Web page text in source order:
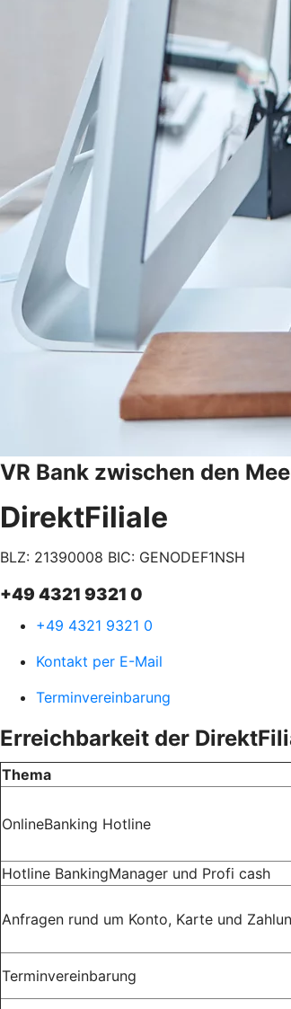
VR Bank zwischen den
DirektFiliale
BLZ: 21390008 BIC: GENODEF1NSH
+49 4321 9321 0
+49 4321 9321 0
Kontakt per E-Mail
Terminvereinbarung
Erreichbarkeit der
Thema
OnlineBanking Hotline
Hotline BankingManager und Profi cash
Anfragen rund um Konto, Karte und
Terminvereinbarung